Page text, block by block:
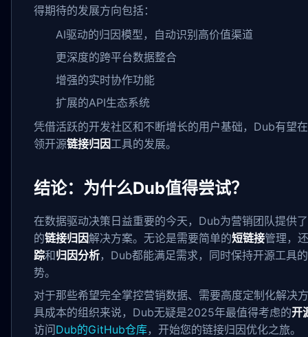
得期待的发展方向包括：
AI驱动的归因模型，自动识别高价值渠道
更深度的跨平台数据整合
增强的实时协作功能
扩展的API生态系统
凭借活跃的开发社区和不断增长的用户基础，Dub有望
领开源链接归因工具的发展。
结论：为什么Dub值得尝试？
在数据驱动决策日益重要的今天，Dub为营销团队提供
的链接归因解决方案。无论是需要简单的短链接管理，
踪和归因分析，Dub都能满足需求，同时保持开源工具
势。
对于那些希望完全掌控营销数据、需要高度定制化解决
具成本的组织来说，Dub无疑是2025年最值得考虑的开
访问Dub的GitHub仓库，开始您的链接归因优化之旅。